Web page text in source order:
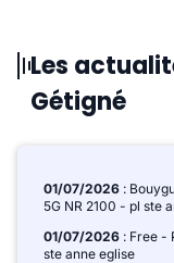
Les
Gétigné
01/07/2026 :
5G NR 2100 - pl ste
01/07/2026 : Free -
ste anne eglise